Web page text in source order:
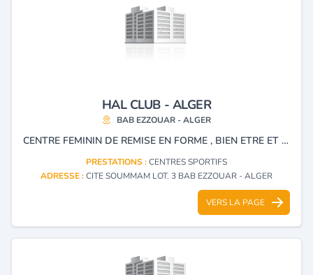
HAL CLUB - ALGER
BAB EZZOUAR - ALGER
CENTRE FEMININ DE REMISE EN FORME , BIEN ETRE ET SANTE.
PRESTATIONS :CENTRES SPORTIFS
ADRESSE :CITE SOUMMAM LOT. 3 BAB EZZOUAR - ALGER
VERS LA PAGE